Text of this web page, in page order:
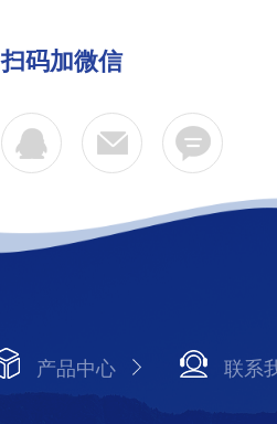
扫码加微信
产品中心 联系